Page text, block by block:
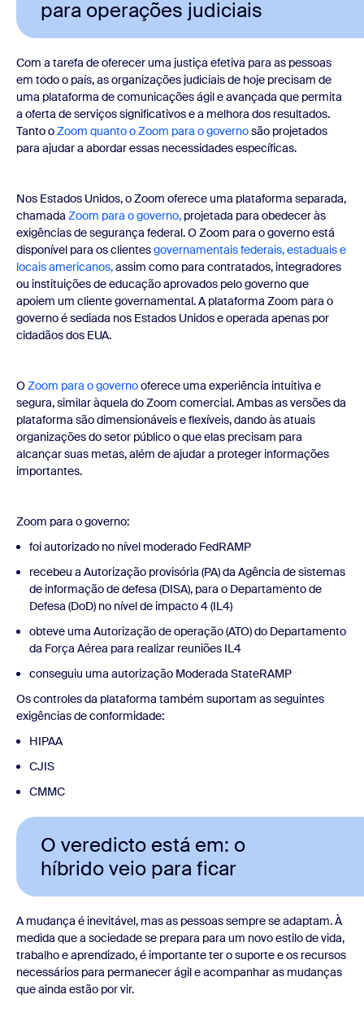
para operações judiciais
Com a tarefa de oferecer uma justiça efetiva para as pessoas
em todo o país, as organizações judiciais de hoje precisam de
uma plataforma de comunicações ágil e avançada que permita
a oferta de serviços significativos e a melhora dos resultados.
Tanto oZoom quanto o Zoom para o governosão projetados
para ajudar a abordar essas necessidades específicas.
Nos Estados Unidos, o Zoom oferece uma plataforma separada,
chamada Zoom para o governo, projetada para obedecer às
exigências de segurança federal. O Zoom para o governo está
disponível para os clientesgovernamentais federais, estaduais e
locais americanos,assim como para contratados, integradores
ou instituições de educação aprovados pelo governo que
apoiem um cliente governamental. A plataforma Zoom para o
governo é sediada nos Estados Unidos e operada apenas por
cidadãos dos EUA.
OZoom para o governooferece uma experiência intuitiva e
segura, similar àquela do Zoom comercial. Ambas as versões da
plataforma são dimensionáveis e flexíveis, dando às atuais
organizações do setor público o que elas precisam para
alcançar suas metas, além de ajudar a proteger informações
importantes.
Zoom para o governo:
foi autorizado no nível moderado FedRAMP
recebeu a Autorização provisória (PA) da Agência de sistemas
de informação de defesa (DISA), para o Departamento de
Defesa (DoD) no nível de impacto 4 (IL4)
obteve uma Autorização de operação (ATO) do Departamento
da Força Aérea para realizar reuniões IL4
conseguiu uma autorização Moderada StateRAMP
Os controles da plataforma também suportam as seguintes
exigências de conformidade:
HIPAA
CJIS
CMMC
O veredicto está em: o
híbrido veio para ficar
A mudança é inevitável, mas as pessoas sempre se adaptam. À
medida que a sociedade se prepara para um novo estilo de vida,
trabalho e aprendizado, é importante ter o suporte e os recursos
necessários para permanecer ágil e acompanhar as mudanças
que ainda estão por vir.